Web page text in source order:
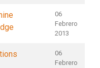
06
Febrero
2013
06
Febrero